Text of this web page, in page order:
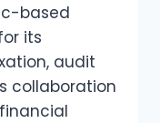
based
its
audit
collaboration